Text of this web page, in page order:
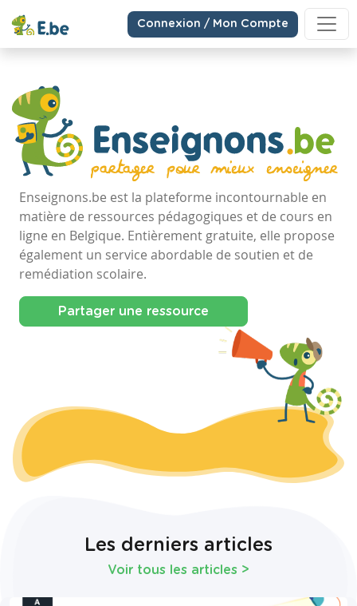
Connexion / Mon Compte
Enseignons.be est la plateforme incontournable en
matière de ressources pédagogiques et de cours en
ligne en Belgique. Entièrement gratuite, elle propose
également un service abordable de soutien et de
remédiation scolaire.
Partager une ressource
Les derniers articles
Voir tous les articles >